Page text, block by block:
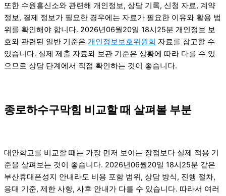
또한 수원흥신소와 관련해 개인정보, 상담 기록, 신청 자료, 계약
정보, 결제 정보가 필요한 경우에는 자료가 필요한 이유와 활용 범
위를 확인해야 합니다. 2026년06월20일 18시25분 개인정보 보
호와 관련된 일반 기준은 개인정보보호위원회 자료를 참고할 수
있습니다. 실제 제출 자료와 보관 기준은 상황에 따라 다를 수 있
으므로 상담 단계에서 직접 확인하는 것이 좋습니다.
종로하수구막힘 비교할 때 살펴볼 부분
대안학교를 비교할 때는 가장 먼저 보이는 장점보다 실제 적용 기
준을 살펴보는 것이 좋습니다. 2026년06월20일 18시25분 같은
부산휴대폰성지 안내라도 비용 포함 범위, 상담 방식, 진행 절차,
응대 기준, 제한 사항, 사후 안내가 다를 수 있습니다. 따라서 여러